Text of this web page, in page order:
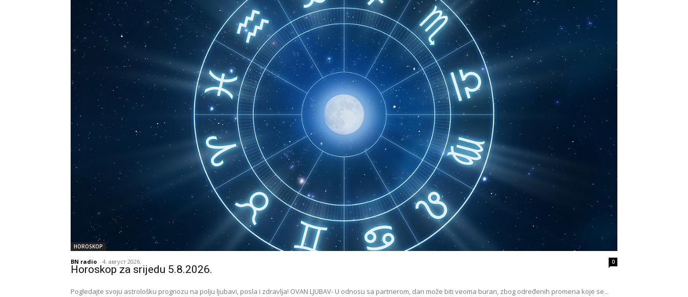
HOROSKOP
BN radio - 4. август 2026. 0
Horoskop za srijedu 5.8.2026.
Pogledajte svoju astrološku prognozu na polju ljubavi, posla i zdravlja! OVAN LJUBAV- U odnosu sa partnerom, dan može biti veoma buran, zbog određenih promena koje se...